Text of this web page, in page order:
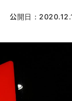
公開日：